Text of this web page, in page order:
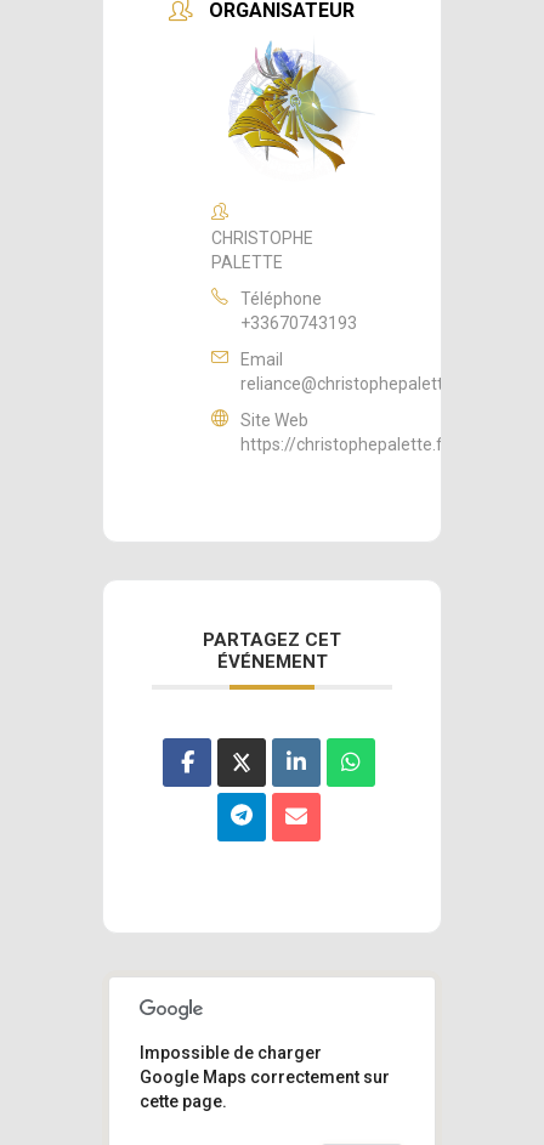
ORGANISATEUR
CHRISTOPHE
PALETTE
Téléphone
+33670743193
Email
reliance@christophepalette.fr
Site Web
https://christophepalette.fr
PARTAGEZ CET
ÉVÉNEMENT
Impossible de charger
Google Maps correctement sur
cette page.